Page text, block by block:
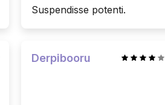
Suspendisse potenti.
Derpibooru